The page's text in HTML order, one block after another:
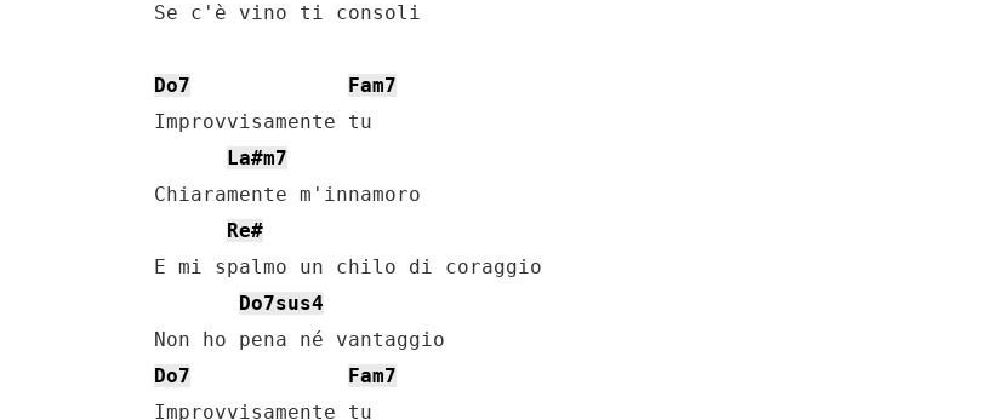
    Se c'è vino ti consoli
Do7
Fam7
    Improvvisamente tu
La#m7
    Chiaramente m'innamoro
Re#
    E mi spalmo un chilo di coraggio
Do7sus4
    Non ho pena né vantaggio
Do7
Fam7
    Improvvisamente tu